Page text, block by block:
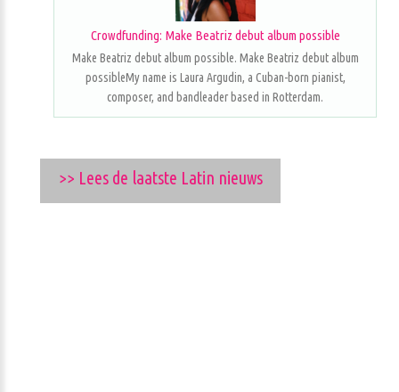
Crowdfunding: Make Beatriz debut album possible
Make Beatriz debut album possible. Make Beatriz debut album
possibleMy name is Laura Argudin, a Cuban-born pianist,
composer, and bandleader based in Rotterdam.
>> Lees de laatste Latin nieuws